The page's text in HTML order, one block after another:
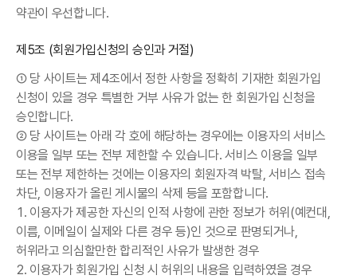
약관이 우선합니다.
제5조 (회원가입신청의 승인과 거절)
① 당 사이트는 제4조에서 정한 사항을 정확히 기재한 회원가입
신청이 있을 경우 특별한 거부 사유가 없는 한 회원가입 신청을
승인합니다.
② 당 사이트는 아래 각 호에 해당하는 경우에는 이용자의 서비스
이용을 일부 또는 전부 제한할 수 있습니다. 서비스 이용을 일부
또는 전부 제한하는 것에는 이용자의 회원자격 박탈, 서비스 접속
차단, 이용자가 올린 게시물의 삭제 등을 포함합니다.
1. 이용자가 제공한 자신의 인적 사항에 관한 정보가 허위(예컨대,
이름, 이메일이 실제와 다른 경우 등)인 것으로 판명되거나,
허위라고 의심할만한 합리적인 사유가 발생한 경우
2. 이용자가 회원가입 신청 시 허위의 내용을 입력하였을 경우